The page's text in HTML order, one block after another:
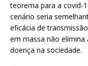
teorema para a covid-
cenário seria
eficácia de
em massa não elimina
doença na sociedade.